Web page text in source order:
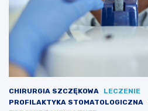
CHIRURGIA SZCZĘKOWA
LECZENIE
PROFILAKTYKA STOMATOLOGICZNA